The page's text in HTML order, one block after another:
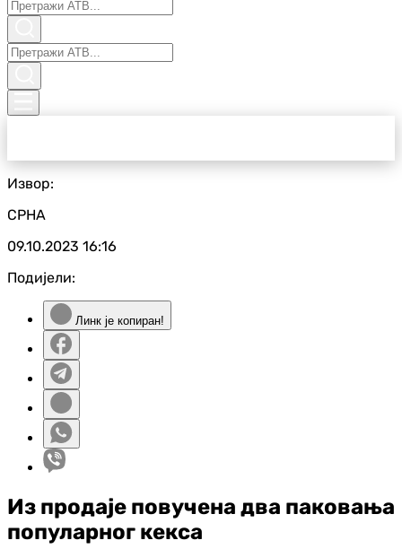
Извор:
СРНА
09.10.2023 16:16
Подијели:
Линк је копиран!
Из продаје повучена два паковања
популарног кекса